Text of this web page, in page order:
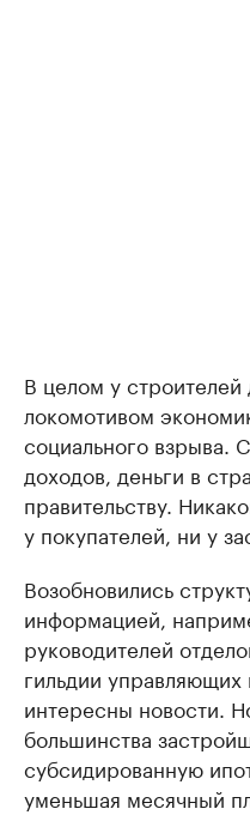
В целом у строителей
локомотивом
социального взрыва.
доходов, деньги в
правительству.
у покупателей, ни у
Возобновились
информацией,
руководителей
гильдии
интересны новости.
большинства
субсидированную
уменьшая месячный